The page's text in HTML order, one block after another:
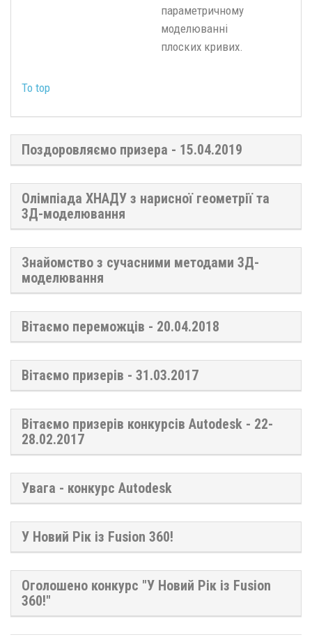
параметричному
моделюванні
плоских кривих.
To top
Поздоровляємо призера - 15.04.2019
Олімпіада ХНАДУ з нарисної геометрії та
3Д-моделювання
Знайомство з сучасними методами 3Д-
моделювання
Вітаємо переможців - 20.04.2018
Вітаємо призерів - 31.03.2017
Вітаємо призерів конкурсів Autodesk - 22-
28.02.2017
Увага - конкурс Autodesk
У Новий Рік із Fusion 360!
Оголошено конкурс "У Новий Рік із Fusion
360!"